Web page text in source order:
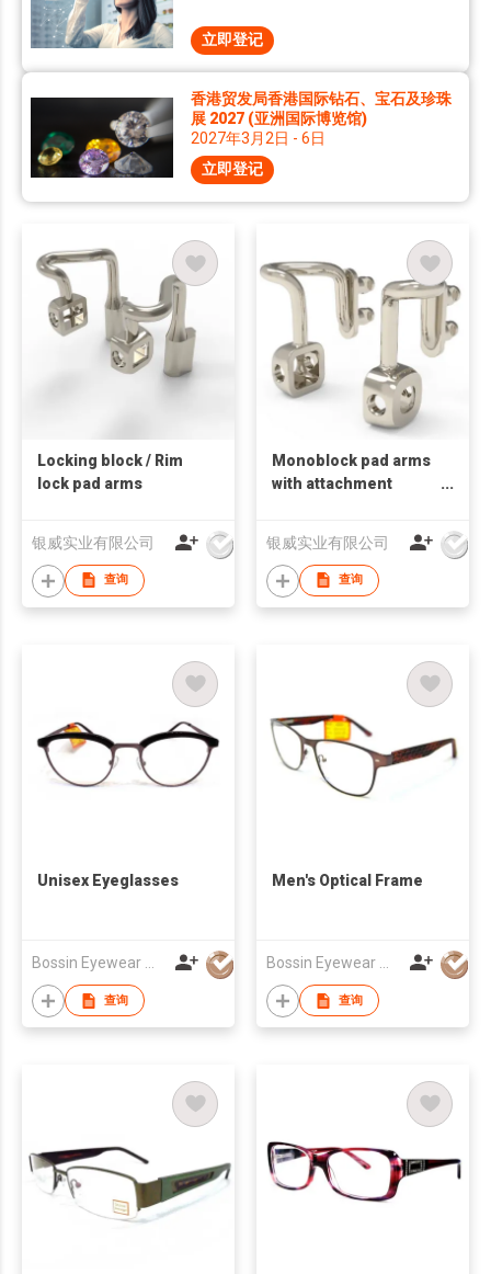
立即登记
香港贸发局香港国际钻石、宝石及珍珠
展 2027 (亚洲国际博览馆)
2027年3月2日 - 6日
立即登记
Locking block / Rim
lock pad arms
银威实业有限公司
查询
Monoblock pad arms
with attachment
银威实业有限公司
查询
Unisex Eyeglasses
查询
Men's Optical Frame
查询